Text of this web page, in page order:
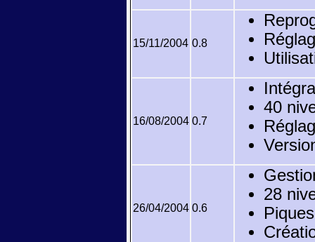
15/11/2004 0.8
16/08/2004 0.7
40
26/04/2004 0.6
28